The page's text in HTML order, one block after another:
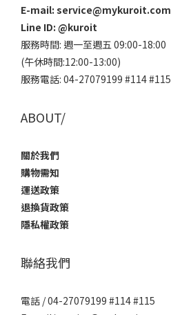
E-mail: service@mykuroit.com
Line ID: @kuroit
服務時間: 週一至週五 09:00-18:00
(午休時間:12:00-13:00)
服務電話: 04-27079199 #114 #115
ABOUT/
關於我們
購物需知
運送政策
退換貨政策
隱私權政策
聯絡我們
電話 / 04-27079199 #114 #115